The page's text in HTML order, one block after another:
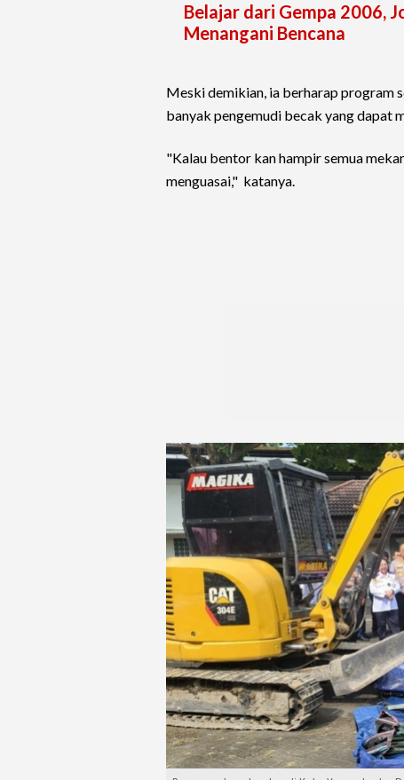
Belajar dari Gempa 2006,
Menangani Bencana
Meski demikian, ia berharap program
banyak pengemudi becak yang dapat
"Kalau bentor kan hampir semua
menguasai," katanya.